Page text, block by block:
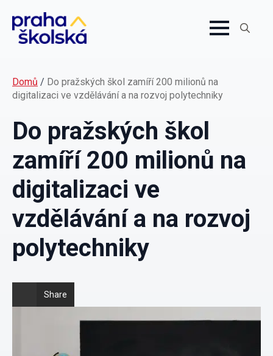
Domů / Do pražských škol zamíří 200 milionů na
digitalizaci ve vzdělávání a na rozvoj polytechniky
Do pražských škol
zamíří 200 milionů na
digitalizaci ve
vzdělávání a na rozvoj
polytechniky
Share